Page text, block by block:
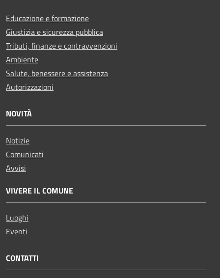
Educazione e formazione
Giustizia e sicurezza pubblica
Tributi, finanze e contravvenzioni
Ambiente
Salute, benessere e assistenza
Autorizzazioni
NOVITÀ
Notizie
Comunicati
Avvisi
VIVERE IL COMUNE
Luoghi
Eventi
CONTATTI